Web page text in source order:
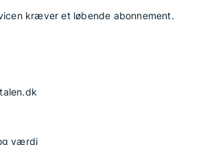
kræver et løbende abonnement.
værdi